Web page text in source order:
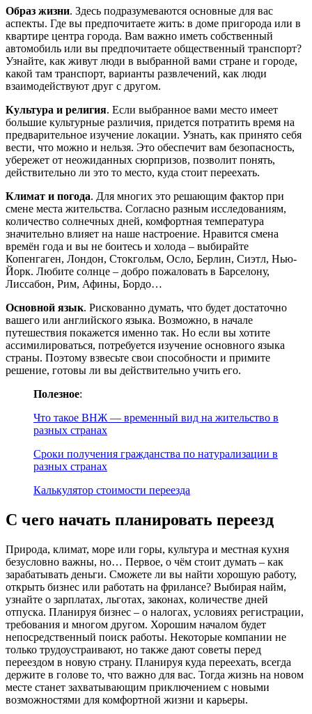
Образ жизни. Здесь подразумеваются основные для вас
аспекты. Где вы предпочитаете жить: в доме пригорода или в
квартире центра города. Вам важно иметь собственный
автомобиль или вы предпочитаете общественный транспорт?
Узнайте, как живут люди в выбранной вами стране и городе,
какой там транспорт, варианты развлечений, как люди
взаимодействуют друг с другом.
Культура и религия. Если выбранное вами место имеет
большие культурные различия, придется потратить время на
предварительное изучение локации. Узнать, как принято себя
вести, что можно и нельзя. Это обеспечит вам безопасность,
убережет от неожиданных сюрпризов, позволит понять,
действительно ли это то место, куда стоит переехать.
Климат и погода. Для многих это решающим фактор при
смене места жительства. Согласно разным исследованиям,
количество солнечных дней, комфортная температура
значительно влияет на наше настроение. Нравится смена
времён года и вы не боитесь и холода – выбирайте
Копенгаген, Лондон, Стокгольм, Осло, Берлин, Сиэтл, Нью-
Йорк. Любите солнце – добро пожаловать в Барселону,
Лиссабон, Рим, Афины, Бордо…
Основной язык. Рискованно думать, что будет достаточно
вашего или английского языка. Возможно, в начале
путешествия покажется именно так. Но если вы хотите
ассимилироваться, потребуется изучение основного языка
страны. Поэтому взвесьте свои способности и примите
решение, готовы ли вы действительно учить его.
Полезное:
Что такое ВНЖ — временный вид на жительство в
разных странах
Сроки получения гражданства по натурализации в
разных странах
Калькулятор стоимости переезда
С чего начать планировать переезд
Природа, климат, море или горы, культура и местная кухня
безусловно важны, но… Первое, о чём стоит думать – как
зарабатывать деньги. Сможете ли вы найти хорошую работу,
открыть бизнес или работать на фрилансе? Выбирая найм,
узнайте о зарплатах, льготах, законах, количестве дней
отпуска. Планируя бизнес – о налогах, условиях регистрации,
требования и многом другом. Хорошим началом будет
непосредственный поиск работы. Некоторые компании не
только трудоустраивают, но также дают советы перед
переездом в новую страну. Планируя куда переехать, всегда
держите в голове то, что важно для вас. Тогда жизнь на новом
месте станет захватывающим приключением с новыми
возможностями для комфортной жизни и карьеры.